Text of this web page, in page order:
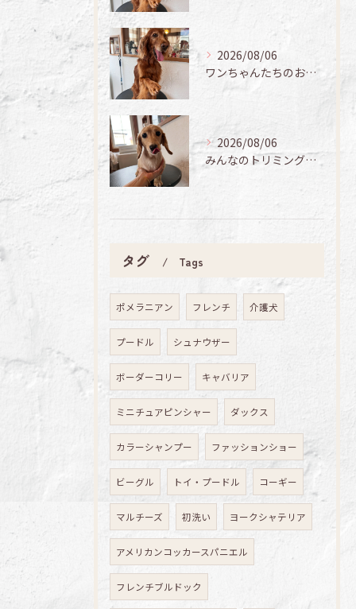
2026/08/06
ワンちゃんたちのお手入れ日記🐶✨
2026/08/06
みんなのトリミング日記🌟
タグ Tags
ポメラニアン フレンチ 介護犬
プードル シュナウザー
ボーダーコリー キャバリア
ミニチュアピンシャー ダックス
カラーシャンプー ファッションショー
ビーグル トイ・プードル コーギー
マルチーズ 初洗い ヨークシャテリア
アメリカンコッカースパニエル
フレンチブルドック